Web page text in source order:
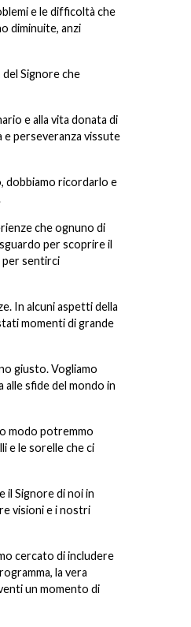
e le difficoltà che
diminuite, anzi
del Signore che
e alla vita donata di
perseveranza vissute
dobbiamo ricordarlo e
che ognuno di
per scoprire il
per sentirci
In alcuni aspetti della
momenti di grande
giusto. Vogliamo
sfide del mondo in
modo potremmo
e le sorelle che ci
il Signore di noi in
visioni e i nostri
cercato di includere
la vera
un momento di